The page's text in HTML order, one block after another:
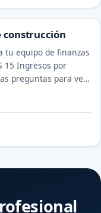
construcción
tu equipo de finanzas
15 Ingresos por
preguntas para ver